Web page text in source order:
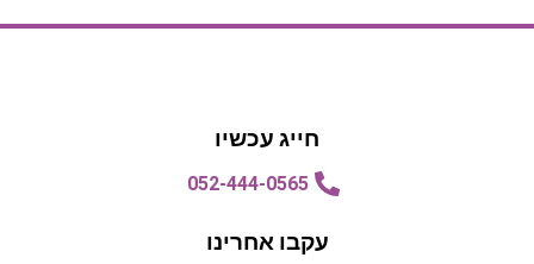
חייג עכשיו
052-444-0565
עקבו אחרינו